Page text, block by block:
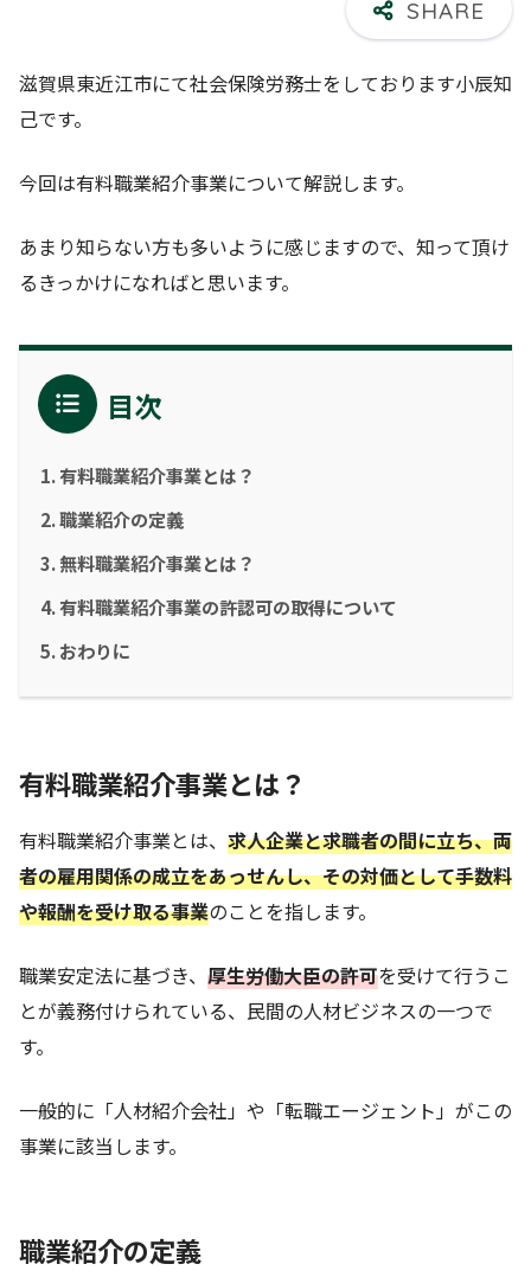
滋賀県東近江市にて社会保険労務士をしております小辰知
己です。
今回は有料職業紹介事業について解説します。
あまり知らない方も多いように感じますので、知って頂け
るきっかけになればと思います。
目次
有料職業紹介事業とは？
職業紹介の定義
無料職業紹介事業とは？
有料職業紹介事業の許認可の取得について
おわりに
有料職業紹介事業とは？
有料職業紹介事業とは、 求人企業と求職者の間に立ち、両
者の雇用関係の成立をあっせんし、その対価として手数料
や報酬を受け取る事業のことを指します。
職業安定法に基づき、 厚生労働大臣の許可を受けて行うこ
とが義務付けられている、民間の人材ビジネスの一つで
す。
一般的に「人材紹介会社」や「転職エージェント」がこの
事業に該当します。
職業紹介の定義